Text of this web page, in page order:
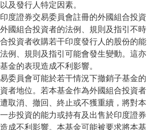
及發行人特定因素。
度證券交易委員會註冊的外國組合投資
國組合投資者的法例、規則及指引不時
投資者收購若干印度發行人的股份的能
例、規則及指引可能會發生變動。這亦
金的表現造成不利影響。
委員會可能於若干情況下撤銷子基金的
者地位。若本基金作為外國組合投資者
取消、撤回、終止或不獲重續，將對本
步投資的能力或持有及出售於印度證券
成不利影響。本基金可能被要求將本基